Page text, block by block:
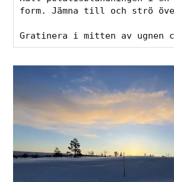
form. Jämna till och strö
Gratinera i mitten av ugnen